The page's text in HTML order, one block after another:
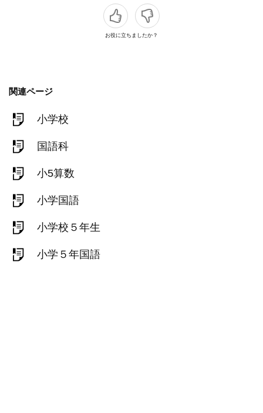
お役に立ちましたか？
関連ページ
小学校
国語科
小5算数
小学国語
小学校５年生
小学５年国語